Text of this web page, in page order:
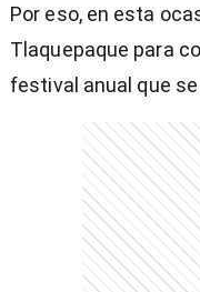
Por eso, en esta
Tlaquepaque para
festival anual que